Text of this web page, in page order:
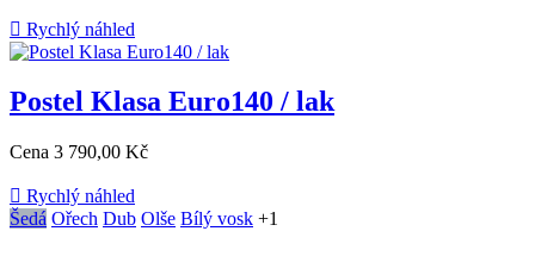
 Rychlý náhled
Postel Klasa Euro140 / lak
Cena 3 790,00 Kč
 Rychlý náhled
Šedá Ořech Dub Olše Bílý vosk +1